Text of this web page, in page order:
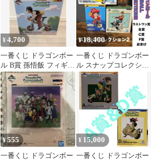
¥4,700
一番くじ ドラゴンボー
ル B賞 孫悟飯 フィギュ
ア
¥18,400
一番くじ ドラゴンボー
ル スナップコレクショ
ン2 ラストワン/B賞/C
賞/F賞
¥555
一番くじ ドラゴンボー
¥ 15,000
一番くじ ドラゴンボー